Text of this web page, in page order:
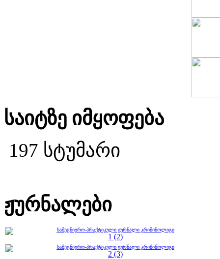
საიტზე იმყოფება
197 სტუმარი
ჟურნალები
სამეცნიერო-პრაქტიკული ჟურნალი კრიმინოლიგი
1 (2)
სამეცნიერო-პრაქტიკული ჟურნალი კრიმინოლიგი
2 (3)